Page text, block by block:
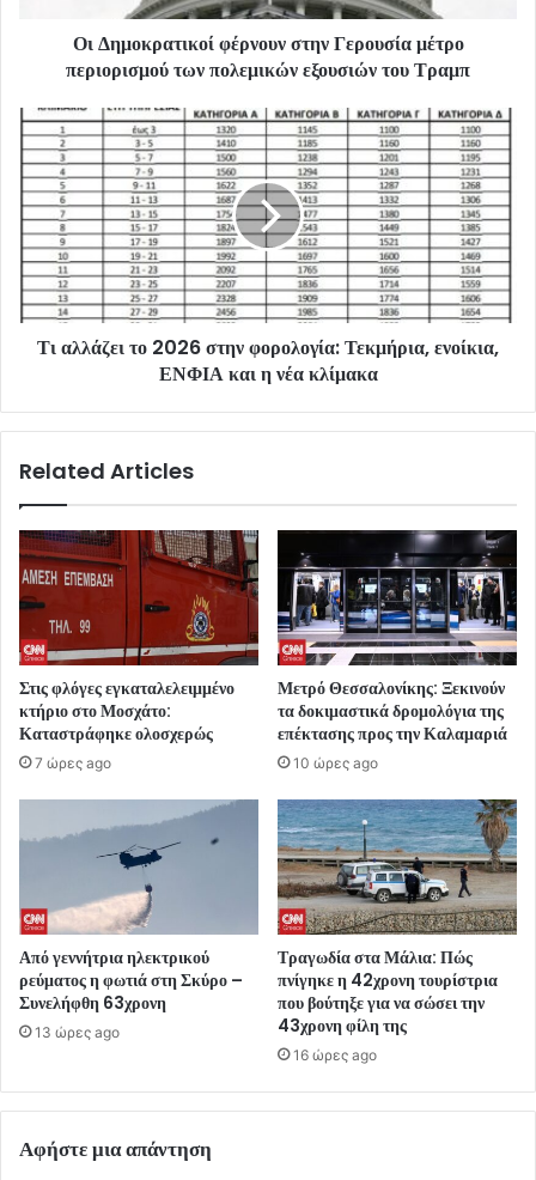
Οι Δημοκρατικοί φέρνουν στην Γερουσία μέτρο
περιορισμού των πολεμικών εξουσιών του Τραμπ
Τι αλλάζει το 2026 στην φορολογία: Τεκμήρια, ενοίκια,
ΕΝΦΙΑ και η νέα κλίμακα
Related Articles
Στις φλόγες εγκαταλελειμμένο
κτήριο στο Μοσχάτο:
Καταστράφηκε ολοσχερώς
7 ώρες ago
Μετρό Θεσσαλονίκης: Ξεκινούν
τα δοκιμαστικά δρομολόγια της
επέκτασης προς την Καλαμαριά
10 ώρες ago
Από γεννήτρια ηλεκτρικού
ρεύματος η φωτιά στη Σκύρο –
Συνελήφθη 63χρονη
13 ώρες ago
Τραγωδία στα Μάλια: Πώς
πνίγηκε η 42χρονη τουρίστρια
που βούτηξε για να σώσει την
43χρονη φίλη της
16 ώρες ago
Αφήστε μια απάντηση